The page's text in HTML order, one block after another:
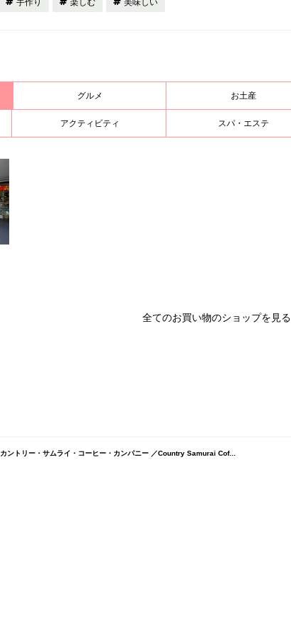
手作り 楽しむ 美味しい
グルメ お土産
アクティビティ スパ・エステ
全てのお買い物のショップを見る
カントリー・サムライ・コーヒー・カンパニー ／Country Samurai Cof...